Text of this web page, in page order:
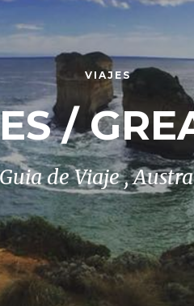
VIAJES
/
Guia de Viaje ,